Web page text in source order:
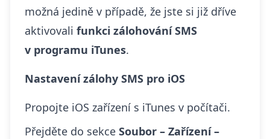
možná jedině v případě, že jste si již dříve
aktivovali funkci zálohování SMS
v programu iTunes.
Nastavení zálohy SMS pro iOS
Propojte iOS zařízení s iTunes v počítači.
Přejděte do sekce Soubor – Zařízení –